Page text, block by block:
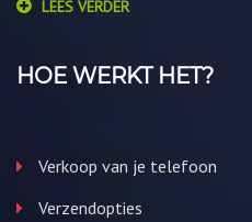
LEES VERDER
HOE WERKT HET?
Verkoop van je telefoon
Verzendopties